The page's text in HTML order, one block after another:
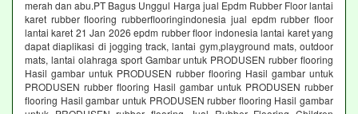
merah dan abu.PT Bagus Unggul Harga jual Epdm Rubber Floor lantai
karet rubber flooring rubberflooringindonesia jual epdm rubber floor
lantai karet 21 Jan 2026 epdm rubber floor indonesia lantai karet yang
dapat diaplikasi di jogging track, lantai gym,playground mats, outdoor
mats, lantai olahraga sport Gambar untuk PRODUSEN rubber flooring
Hasil gambar untuk PRODUSEN rubber flooring Hasil gambar untuk
PRODUSEN rubber flooring Hasil gambar untuk PRODUSEN rubber
flooring Hasil gambar untuk PRODUSEN rubber flooring Hasil gambar